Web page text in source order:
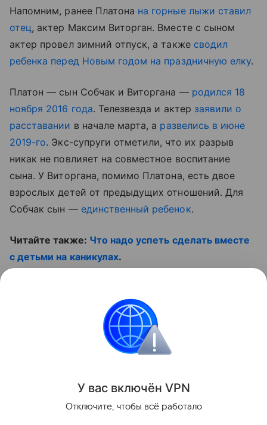
Напомним, ранее Платона на горные лыжи ставил
отец, актер Максим Виторган. Вместе с сыном
актер провел зимний отпуск, а также сводил
ребенка перед Новым годом на праздничную елку.
Платон — сын Собчак и Виторгана — родился 18
ноября 2016 года. Телезвезда и актер заявили о
расставании в начале марта, а развелись в июне
2019-го. Экс-супруги отметили, что их разрыв
никак не повлияет на совместное воспитание
сына. У Виторгана, помимо Платона, есть двое
взрослых детей от предыдущих отношений. Для
Собчак сын — единственный ребенок.
Читайте также: Что надо успеть сделать вместе
с детьми на каникулах.
Контент недоступен
Поделиться
У вас включён VPN
Отключите, чтобы всё работало